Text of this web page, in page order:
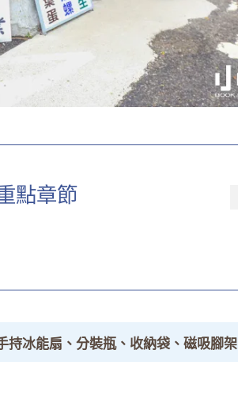
點章節
持冰能扇、分裝瓶、收納袋、磁吸腳架